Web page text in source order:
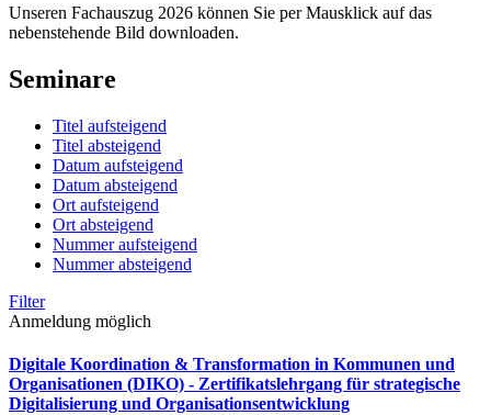
Unseren Fachauszug 2026 können Sie per Mausklick auf das
nebenstehende Bild downloaden.
Seminare
Titel aufsteigend
Titel absteigend
Datum aufsteigend
Datum absteigend
Ort aufsteigend
Ort absteigend
Nummer aufsteigend
Nummer absteigend
Filter
Anmeldung möglich
Digitale Koordination & Transformation in Kommunen und
Organisationen (DIKO) - Zertifikatslehrgang für strategische
Digitalisierung und Organisationsentwicklung